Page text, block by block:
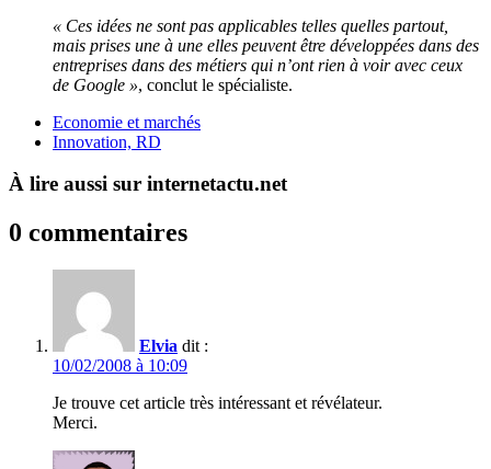
« Ces idées ne sont pas applicables telles quelles partout,
mais prises une à une elles peuvent être développées dans des
entreprises dans des métiers qui n’ont rien à voir avec ceux
de Google », conclut le spécialiste.
Economie et marchés
Innovation, RD
À lire aussi sur internetactu.net
0 commentaires
Elvia dit :
10/02/2008 à 10:09
Je trouve cet article très intéressant et révélateur.
Merci.